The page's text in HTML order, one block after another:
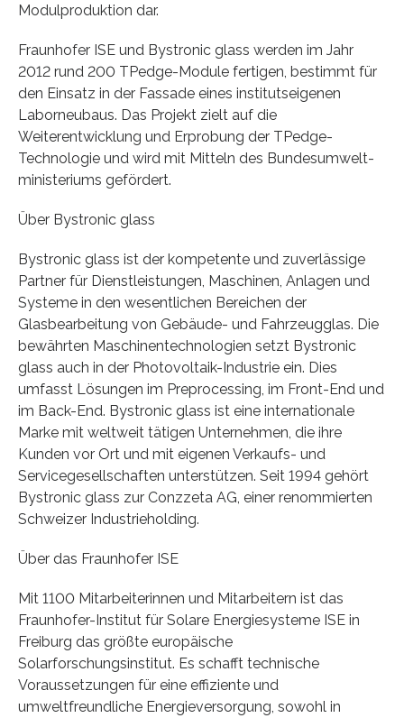
Modulproduktion dar.
Fraunhofer ISE und Bystronic glass werden im Jahr
2012 rund 200 TPedge-Module fertigen, bestimmt für
den Einsatz in der Fassade eines institutseigenen
Laborneubaus. Das Projekt zielt auf die
Weiterentwicklung und Erprobung der TPedge-
Technologie und wird mit Mitteln des Bundesumwelt-
ministeriums gefördert.
Über Bystronic glass
Bystronic glass ist der kompetente und zuverlässige
Partner für Dienstleistungen, Maschinen, Anlagen und
Systeme in den wesentlichen Bereichen der
Glasbearbeitung von Gebäude- und Fahrzeugglas. Die
bewährten Maschinentechnologien setzt Bystronic
glass auch in der Photovoltaik-Industrie ein. Dies
umfasst Lösungen im Preprocessing, im Front-End und
im Back-End. Bystronic glass ist eine internationale
Marke mit weltweit tätigen Unternehmen, die ihre
Kunden vor Ort und mit eigenen Verkaufs- und
Servicegesellschaften unterstützen. Seit 1994 gehört
Bystronic glass zur Conzzeta AG, einer renommierten
Schweizer Industrieholding.
Über das Fraunhofer ISE
Mit 1100 Mitarbeiterinnen und Mitarbeitern ist das
Fraunhofer-Institut für Solare Energiesysteme ISE in
Freiburg das größte europäische
Solarforschungsinstitut. Es schafft technische
Voraussetzungen für eine effiziente und
umweltfreundliche Energieversorgung, sowohl in